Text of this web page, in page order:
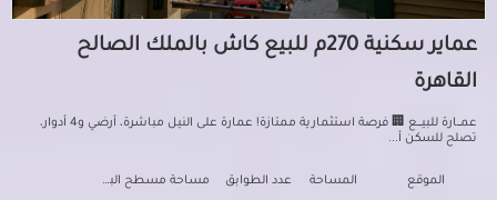
عماير سكنية 270م للبيع كاش بالملك الصالح
القاهرة
عمـــارة للبيــــع 🏢 فرصة استثمارية ممتازة! عمارة على النيل مباشرة، أرضي و4 أدوار،
تصلح للسكن أ...
الموقع المساحة عدد الطوابق مساحة مسطح البناء